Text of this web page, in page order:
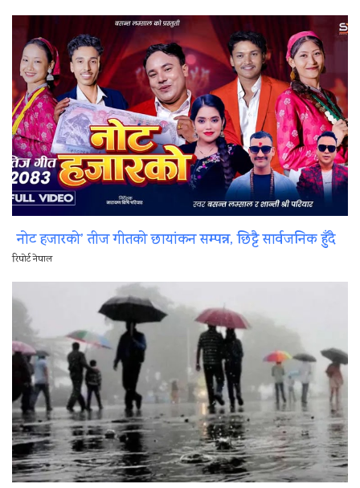
नोट हजारको’ तीज गीतको छायांकन सम्पन्न, छिट्टै सार्वजनिक हुँदै
रिपोर्ट नेपाल